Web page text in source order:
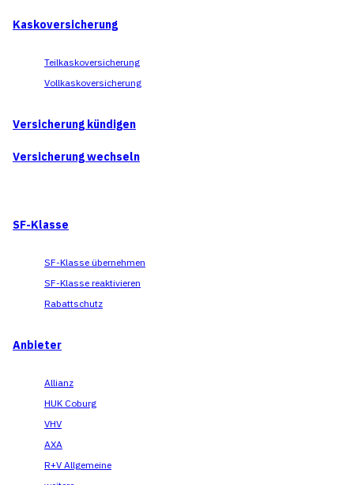
Kaskoversicherung
Teilkaskoversicherung
Vollkaskoversicherung
Versicherung kündigen
Versicherung wechseln
SF-Klasse
SF-Klasse übernehmen
SF-Klasse reaktivieren
Rabattschutz
Anbieter
Allianz
HUK Coburg
VHV
AXA
R+V Allgemeine